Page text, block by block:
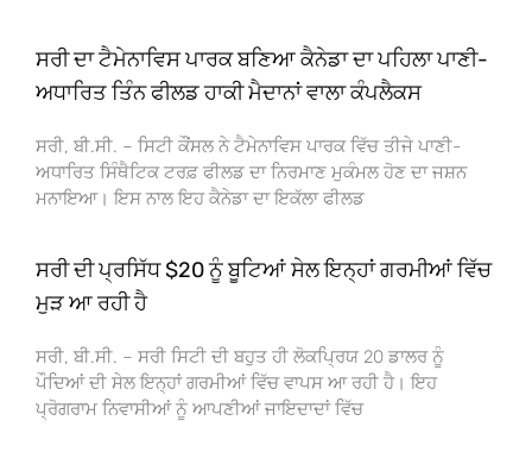
ਸਰੀ ਦਾ ਟੈਮੇਨਾਵਿਸ ਪਾਰਕ ਬਣਿਆ ਕੈਨੇਡਾ ਦਾ ਪਹਿਲਾ ਪਾਣੀ-
ਅਧਾਰਿਤ ਤਿੰਨ ਫੀਲਡ ਹਾਕੀ ਮੈਦਾਨਾਂ ਵਾਲਾ ਕੰਪਲੈਕਸ
ਸਰੀ, ਬੀ.ਸੀ. – ਸਿਟੀ ਕੌਂਸਲ ਨੇ ਟੈਮੇਨਾਵਿਸ ਪਾਰਕ ਵਿੱਚ ਤੀਜੇ ਪਾਣੀ-
ਅਧਾਰਿਤ ਸਿੰਥੈਟਿਕ ਟਰਫ਼ ਫੀਲਡ ਦਾ ਨਿਰਮਾਣ ਮੁਕੰਮਲ ਹੋਣ ਦਾ ਜਸ਼ਨ
ਮਨਾਇਆ। ਇਸ ਨਾਲ ਇਹ ਕੈਨੇਡਾ ਦਾ ਇਕੱਲਾ ਫੀਲਡ
ਸਰੀ ਦੀ ਪ੍ਰਸਿੱਧ $20 ਨੂੰ ਬੂਟਿਆਂ ਸੇਲ ਇਨ੍ਹਾਂ ਗਰਮੀਆਂ ਵਿੱਚ
ਮੁੜ ਆ ਰਹੀ ਹੈ
ਸਰੀ, ਬੀ.ਸੀ. – ਸਰੀ ਸਿਟੀ ਦੀ ਬਹੁਤ ਹੀ ਲੋਕਪ੍ਰਿਯ 20 ਡਾਲਰ ਨੂੰ
ਪੌਦਿਆਂ ਦੀ ਸੇਲ ਇਨ੍ਹਾਂ ਗਰਮੀਆਂ ਵਿੱਚ ਵਾਪਸ ਆ ਰਹੀ ਹੈ। ਇਹ
ਪ੍ਰੋਗਰਾਮ ਨਿਵਾਸੀਆਂ ਨੂੰ ਆਪਣੀਆਂ ਜਾਇਦਾਦਾਂ ਵਿੱਚ